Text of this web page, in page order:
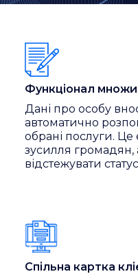
Функціонал
Дані про особу
автоматично
обрані послуги. Це
зусилля громадян,
відстежувати
Спільна картка